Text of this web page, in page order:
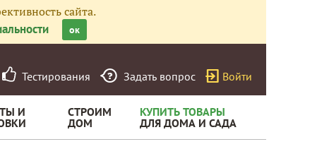
сайта.
ок
Тестирования Задать вопрос Войти
И
СТРОИМ
ДОМ
КУПИТЬ ТОВАРЫ
ДЛЯ ДОМА И САДА